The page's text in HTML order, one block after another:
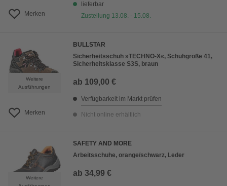
Merken
lieferbar
Zustellung 13.08. - 15.08.
Weitere
Ausführungen
Merken
BULLSTAR
Sicherheitsschuh »TECHNO-X«, Schuhgröße 41,
Sicherheitsklasse S3S, braun
ab 109,00 €
Verfügbarkeit im Markt prüfen
Nicht online erhältlich
Weitere
SAFETY AND MORE
Arbeitsschuhe, orange/schwarz, Leder
ab 34,99 €